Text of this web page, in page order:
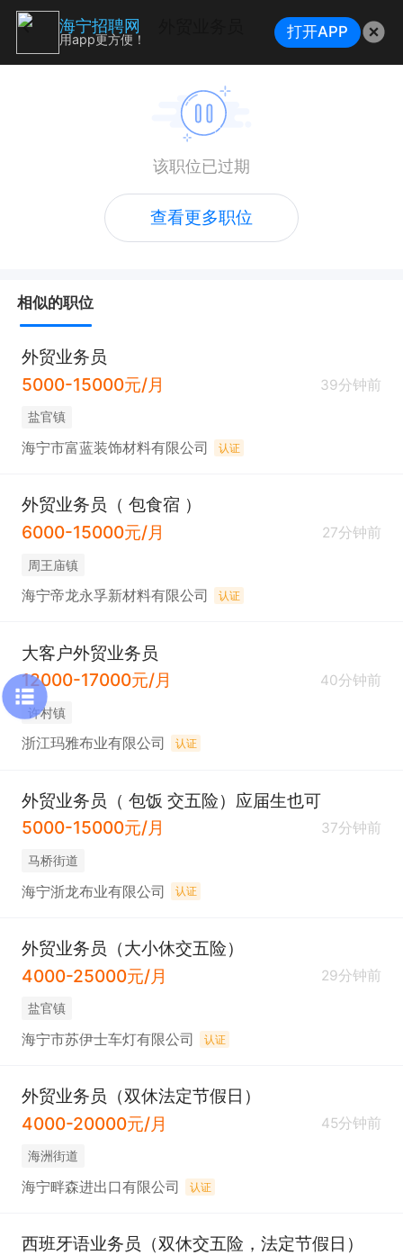
该职位已过期
查看更多职位
相似的职位
外贸业务员
5000-15000元/月
39分钟前
盐官镇
海宁市富蓝装饰材料有限公司 认证
外贸业务员（ 包食宿 ）
6000-15000元/月
27分钟前
周王庙镇
海宁帝龙永孚新材料有限公司 认证
大客户外贸业务员
12000-17000元/月
40分钟前
许村镇
浙江玛雅布业有限公司 认证
外贸业务员（ 包饭 交五险）应届生也可
5000-15000元/月
37分钟前
马桥街道
海宁浙龙布业有限公司 认证
外贸业务员（大小休交五险）
4000-25000元/月
29分钟前
盐官镇
海宁市苏伊士车灯有限公司 认证
外贸业务员（双休法定节假日）
4000-20000元/月
45分钟前
海洲街道
海宁畔森进出口有限公司 认证
西班牙语业务员（双休交五险，法定节假日）
海宁招聘网
用app更方便！ 打开APP